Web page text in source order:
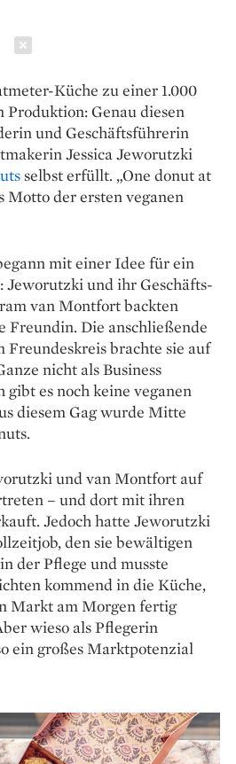
Küche zu einer 1.000
Genau diesen
und Geschäftsführerin
Jessica Jeworutzki
selbst erfüllt. „One donut at
Motto der ersten veganen
mit einer Idee für ein
Jeworutzki und ihr Geschäfts-
van Montfort backten
Freundin. Die anschließende
Freundes­kreis brachte sie auf
nicht als Business
gibt es noch keine veganen
diesem Gag wurde Mitte
und van Montfort auf
– und dort mit ihren
Jedoch hatte Jeworutzki
den sie bewältigen
der Pflege und musste
kommend in die Küche,
Markt am Morgen fertig
wieso als Pflegerin
ein großes Marktpotenzial